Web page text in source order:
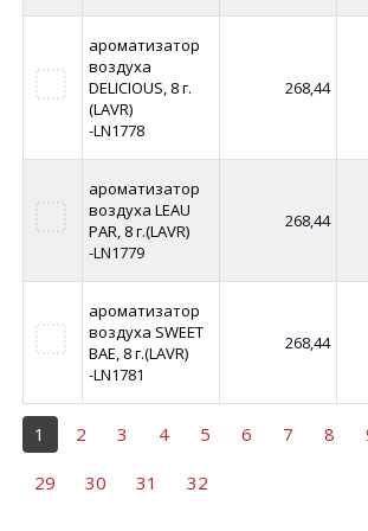
ароматизатор
воздуха
DELICIOUS, 8 г.
(LAVR)
-LN1778
268,44
ароматизатор
воздуха LEAU
PAR, 8 г.(LAVR)
-LN1779
268,44
ароматизатор
воздуха SWEET
BAE, 8 г.(LAVR)
-LN1781
268,44
1 2 3 4 5 6 7 8
29 30 31 32